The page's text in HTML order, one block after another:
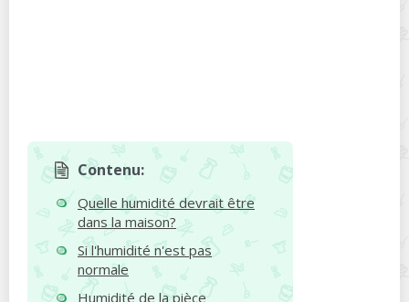
Contenu:
Quelle humidité devrait être
dans la maison?
Si l'humidité n'est pas
normale
Humidité de la pièce